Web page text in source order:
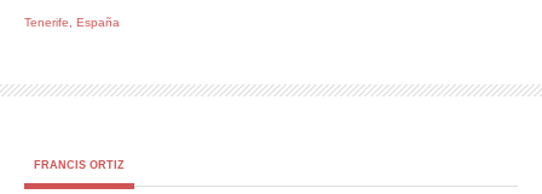
Tenerife, España
FRANCIS ORTIZ